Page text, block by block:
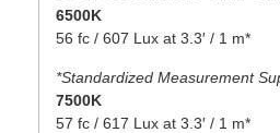
6500K
56 fc / 607 Lux at 3.3′ / 1 m*
*Standardized Measurement
7500K
57 fc / 617 Lux at 3.3′ / 1 m*